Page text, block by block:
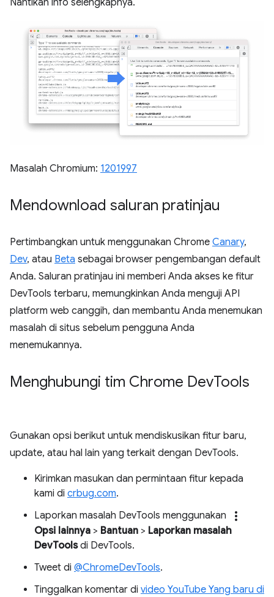
Masalah Chromium: 1201997
Mendownload saluran pratinjau
Pertimbangkan untuk menggunakan Chrome Canary,
Dev, atau Beta sebagai browser pengembangan default
Anda. Saluran pratinjau ini memberi Anda akses ke fitur
DevTools terbaru, memungkinkan Anda menguji API
platform web canggih, dan membantu Anda menemukan
masalah di situs sebelum pengguna Anda
menemukannya.
Menghubungi tim Chrome DevTools
Gunakan opsi berikut untuk mendiskusikan fitur baru,
update, atau hal lain yang terkait dengan DevTools.
Kirimkan masukan dan permintaan fitur kepada
kami di crbug.com.
Laporkan masalah DevTools menggunakan
more_vert
Opsi lainnya > Bantuan > Laporkan masalah
DevToolsdi DevTools.
Tweet di @ChromeDevTools.
Tinggalkan komentar di video YouTube Yang baru di